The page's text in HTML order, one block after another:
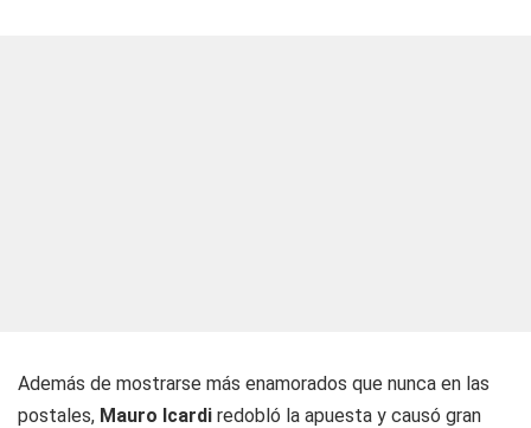
Además de mostrarse más enamorados que nunca en las
postales, Mauro Icardi redobló la apuesta y causó gran